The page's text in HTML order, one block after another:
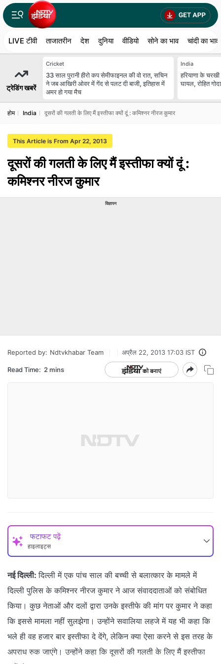
LIVE टीवी ताजातरीन देश दुनिया वीडियो सोने का भाव चांदी का भाव
ट्रेडिंग खबरें
Cricket
33 साल पुरानी हीरो कप सेमीफाइनल की वो रात, सचिन
ने जब आखिरी ओवर में गेंद से पलट दी बाजी, इतिहास में
अमर हो गया मैच
India
हरियाणा के
घायल, रोहित
होम India दूसरों की गलती के लिए मैं इस्तीफा क्यों दूं : कमिश्नर नीरज कुमार
This Article is From Apr 22, 2013
दूसरों की गलती के लिए मैं इस्तीफा क्यों दूं :
कमिश्नर नीरज कुमार
विज्ञापन
Reported by: Ndtvkhabar Team अप्रैल 22, 2013 17:03 IST
Read Time: 2 mins
फटाफट पढ़ें
हाइलाइट्स
नई दिल्ली: दिल्ली में एक पांच साल की बच्ची से बलात्कार के मामले में
दिल्ली पुलिस के कमिश्नर नीरज कुमार ने आज संवाददाताओं को संबोधित
किया। कुछ नेताओं और दलों द्वारा उनके इस्तीफे की मांग पर कुमार ने कहा
कि इससे मामला नहीं सुलझेगा। उन्होंने सवालिया लहजे में यह भी कहा कि
भले ही वह हजार बार इस्तीफा दे देंगे, लेकिन क्या ऐसा करने से इस तरह के
अपराध रुक जाएंगे। उन्होंने कहा कि दूसरों की गलती के लिए मैं इस्तीफा